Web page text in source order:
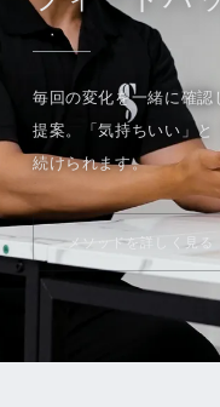
毎回の変化を一緒に確
提案。「気持ちいい」
続けられます。
メソッドを詳しく見る